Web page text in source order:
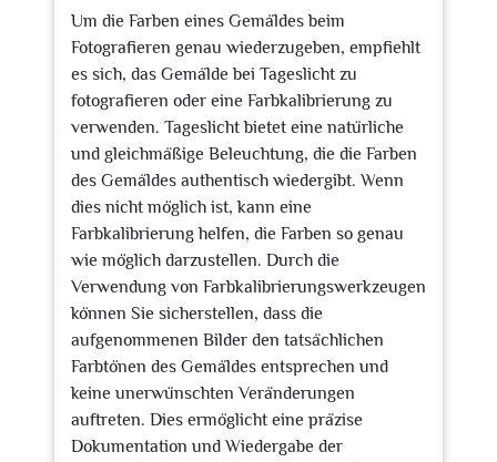
Um die Farben eines Gemäldes beim
Fotografieren genau wiederzugeben, empfiehlt
es sich, das Gemälde bei Tageslicht zu
fotografieren oder eine Farbkalibrierung zu
verwenden. Tageslicht bietet eine natürliche
und gleichmäßige Beleuchtung, die die Farben
des Gemäldes authentisch wiedergibt. Wenn
dies nicht möglich ist, kann eine
Farbkalibrierung helfen, die Farben so genau
wie möglich darzustellen. Durch die
Verwendung von Farbkalibrierungswerkzeugen
können Sie sicherstellen, dass die
aufgenommenen Bilder den tatsächlichen
Farbtönen des Gemäldes entsprechen und
keine unerwünschten Veränderungen
auftreten. Dies ermöglicht eine präzise
Dokumentation und Wiedergabe der